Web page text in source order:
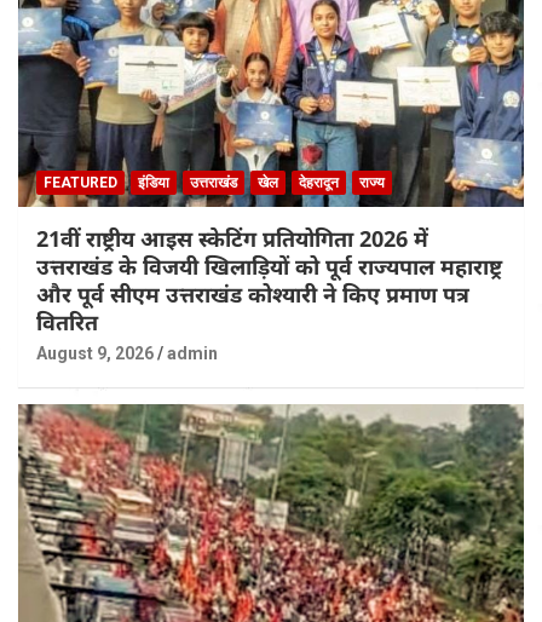
FEATURED इंडिया उत्तराखंड खेल देहरादून राज्य
21वीं राष्ट्रीय आइस स्केटिंग प्रतियोगिता 2026 में
उत्तराखंड के विजयी खिलाड़ियों को पूर्व राज्यपाल महाराष्ट्र
और पूर्व सीएम उत्तराखंड कोश्यारी ने किए प्रमाण पत्र
वितरित
August 9, 2026 admin